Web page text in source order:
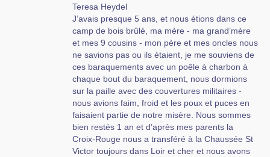
Teresa Heydel
J’avais presque 5 ans, et nous étions dans ce
camp de bois brûlé, ma mère - ma grand’mère
et mes 9 cousins - mon père et mes oncles nous
ne savions pas ou ils étaient, je me souviens de
ces baraquements avec un poêle à charbon à
chaque bout du baraquement, nous dormions
sur la paille avec des couvertures militaires -
nous avions faim, froid et les poux et puces en
faisaient partie de notre misère. Nous sommes
bien restés 1 an et d’après mes parents la
Croix-Rouge nous a transféré à la Chaussée St
Victor toujours dans Loir et cher et nous avons